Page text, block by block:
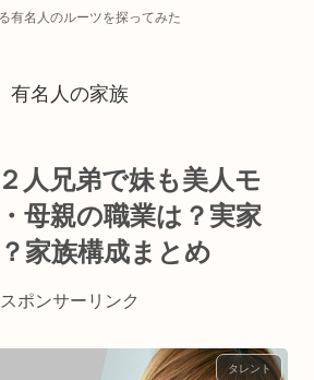
有名人のルーツを探ってみた
有名人の家族
人兄弟で妹も美人モ
母親の職業は？実家
家族構成まとめ
スポンサーリンク
タレント